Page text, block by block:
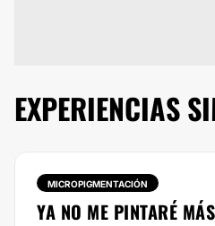
EXPERIENCIAS
MICROPIGMENTACIÓN
YA NO ME PINTARÉ